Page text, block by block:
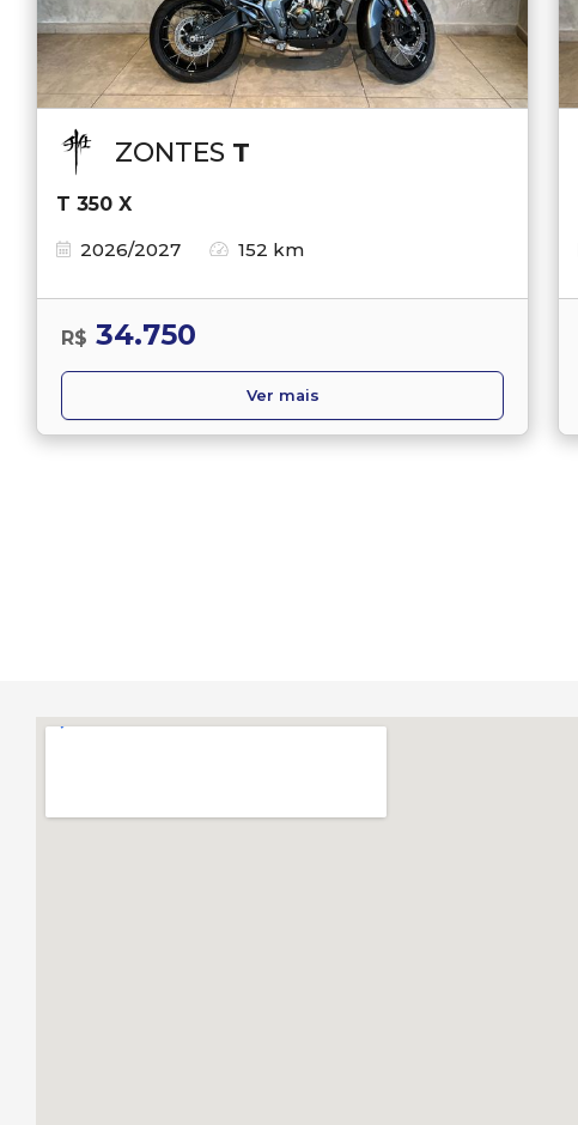
ZONTES T
T 350 X
2026/2027
152 km
R$ 34.750
Ver mais